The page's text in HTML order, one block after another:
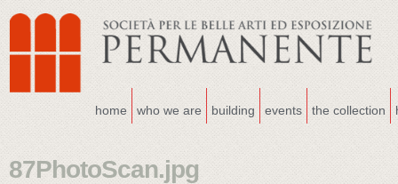
home who we are building events the collection
87PhotoScan.jpg